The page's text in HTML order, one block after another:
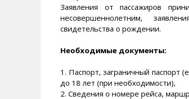
Заявления от пассажиров
несовершеннолетним,
свидетельства о рождении.
Необходимые документы:
1. Паспорт, заграничный паспорт
до 18 лет (при необходимости),
2. Сведения о номере рейса,